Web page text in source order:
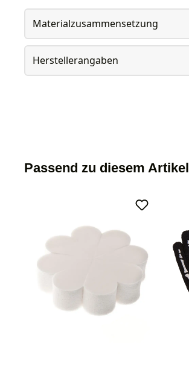
Materialzusammensetzung
Herstellerangaben
Passend zu diesem Artikel